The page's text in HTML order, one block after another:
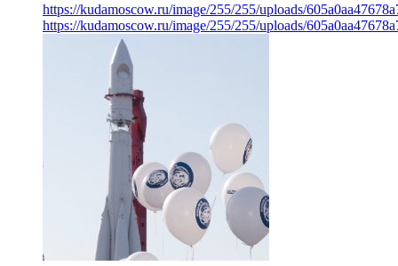
https://kudamoscow.ru/image/255/255/uploads/
https://kudamoscow.ru/image/255/255/uploads/